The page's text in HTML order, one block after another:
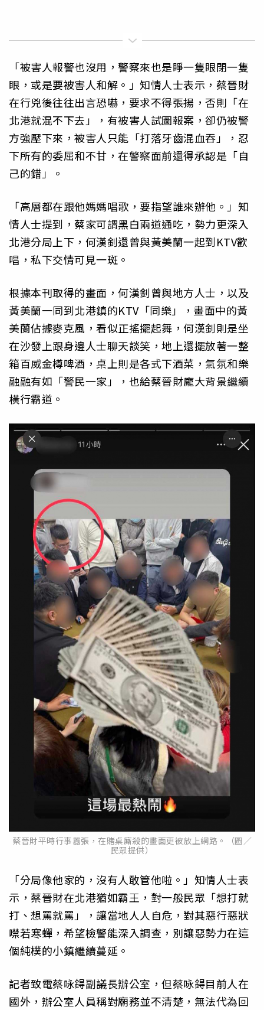
「被害人報警也沒用，警察來也是睜一隻眼閉一隻
眼，或是要被害人和解。」知情人士表示，蔡晉財
在行兇後往往出言恐嚇，要求不得張揚，否則「在
北港就混不下去」，有被害人試圖報案，卻仍被警
方強壓下來，被害人只能「打落牙齒混血吞」，忍
下所有的委屈和不甘，在警察面前還得承認是「自
己的錯」。
「高層都在跟他媽媽唱歌，要指望誰來辦他。」知
情人士提到，蔡家可謂黑白兩道通吃，勢力更深入
北港分局上下，何漢釗還曾與黃美蘭一起到KTV歡
唱，私下交情可見一斑。
根據本刊取得的畫面，何漢釗曾與地方人士，以及
黃美蘭一同到北港鎮的KTV「同樂」，畫面中的黃
美蘭佔據麥克風，看似正搖擺起舞，何漢釗則是坐
在沙發上跟身邊人士聊天談笑，地上還擺放著一整
箱百威金樽啤酒，桌上則是各式下酒菜，氣氛和樂
融融有如「警民一家」，也給蔡晉財龐大背景繼續
橫行霸道。
蔡晉財平時行事囂張，在賭桌廝殺的畫面更被放上網路。（圖／
民眾提供）
「分局像他家的，沒有人敢管他啦。」知情人士表
示，蔡晉財在北港猶如霸王，對一般民眾「想打就
打、想罵就罵」，讓當地人人自危，對其惡行惡狀
噤若寒蟬，希望檢警能深入調查，別讓惡勢力在這
個純樸的小鎮繼續蔓延。
記者致電蔡咏鍀副議長辦公室，但蔡咏鍀目前人在
國外，辦公室人員稱對廟務並不清楚，無法代為回